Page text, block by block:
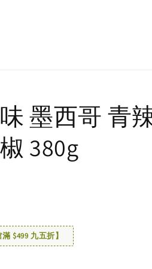
墨西哥 青
380g
$499 九五折】